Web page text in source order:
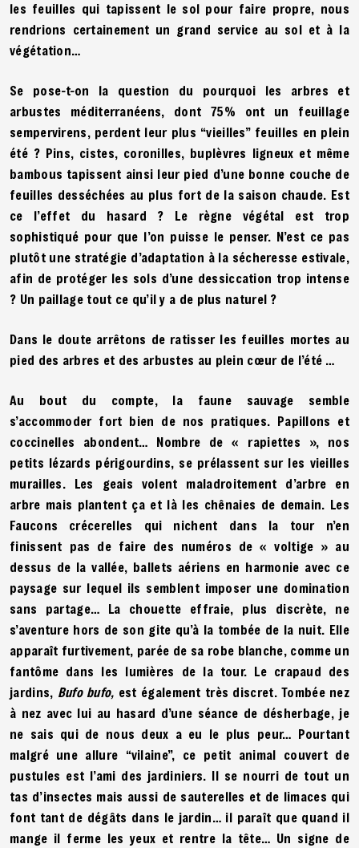
les feuilles qui tapissent le sol pour faire propre, nous
rendrions certainement un grand service au sol et à la
végétation…
Se pose-t-on la question du pourquoi les arbres et
arbustes méditerranéens, dont 75% ont un feuillage
sempervirens, perdent leur plus “vieilles” feuilles en plein
été ? Pins, cistes, coronilles, buplèvres ligneux et même
bambous tapissent ainsi leur pied d’une bonne couche de
feuilles desséchées au plus fort de la saison chaude. Est
ce l’effet du hasard ? Le règne végétal est trop
sophistiqué pour que l’on puisse le penser. N’est ce pas
plutôt une stratégie d’adaptation à la sécheresse estivale,
afin de protéger les sols d’une dessiccation trop intense
? Un paillage tout ce qu’il y a de plus naturel ?
Dans le doute arrêtons de ratisser les feuilles mortes au
pied des arbres et des arbustes au plein cœur de l’été …
Au bout du compte, la faune sauvage semble
s’accommoder fort bien de nos pratiques. Papillons et
coccinelles abondent… Nombre de « rapiettes », nos
petits lézards périgourdins, se prélassent sur les vieilles
murailles. Les geais volent maladroitement d’arbre en
arbre mais plantent ça et là les chênaies de demain. Les
Faucons crécerelles qui nichent dans la tour n’en
finissent pas de faire des numéros de « voltige » au
dessus de la vallée, ballets aériens en harmonie avec ce
paysage sur lequel ils semblent imposer une domination
sans partage… La chouette effraie, plus discrète, ne
s’aventure hors de son gite qu’à la tombée de la nuit. Elle
apparaît furtivement, parée de sa robe blanche, comme un
fantôme dans les lumières de la tour. Le crapaud des
jardins, Bufo bufo, est également très discret. Tombée nez
à nez avec lui au hasard d’une séance de désherbage, je
ne sais qui de nous deux a eu le plus peur… Pourtant
malgré une allure “vilaine”, ce petit animal couvert de
pustules est l’ami des jardiniers. Il se nourri de tout un
tas d’insectes mais aussi de sauterelles et de limaces qui
font tant de dégâts dans le jardin… il paraît que quand il
mange il ferme les yeux et rentre la tête… Un signe de